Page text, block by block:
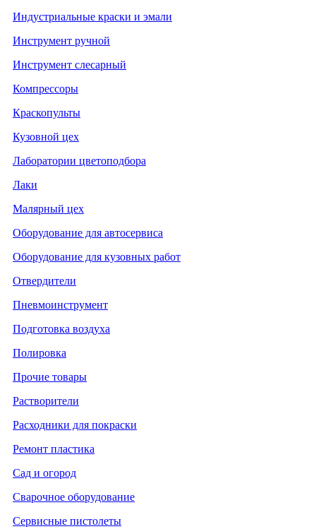
Индустриальные краски и эмали
Инструмент ручной
Инструмент слесарный
Компрессоры
Краскопульты
Кузовной цех
Лаборатории цветоподбора
Лаки
Малярный цех
Оборудование для автосервиса
Оборудование для кузовных работ
Отвердители
Пневмоинструмент
Подготовка воздуха
Полировка
Прочие товары
Растворители
Расходники для покраски
Ремонт пластика
Сад и огород
Сварочное оборудование
Сервисные пистолеты